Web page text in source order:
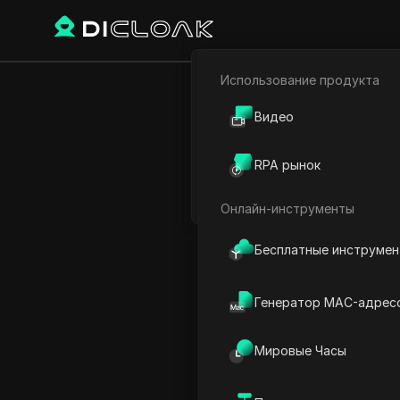
Электронная коммерция
Использование продукта
Видео
RPA рынок
Онлайн-инструменты
Бесплатные
Генератор MAC-
Мировые Часы
Главная
Время в
Кишинев